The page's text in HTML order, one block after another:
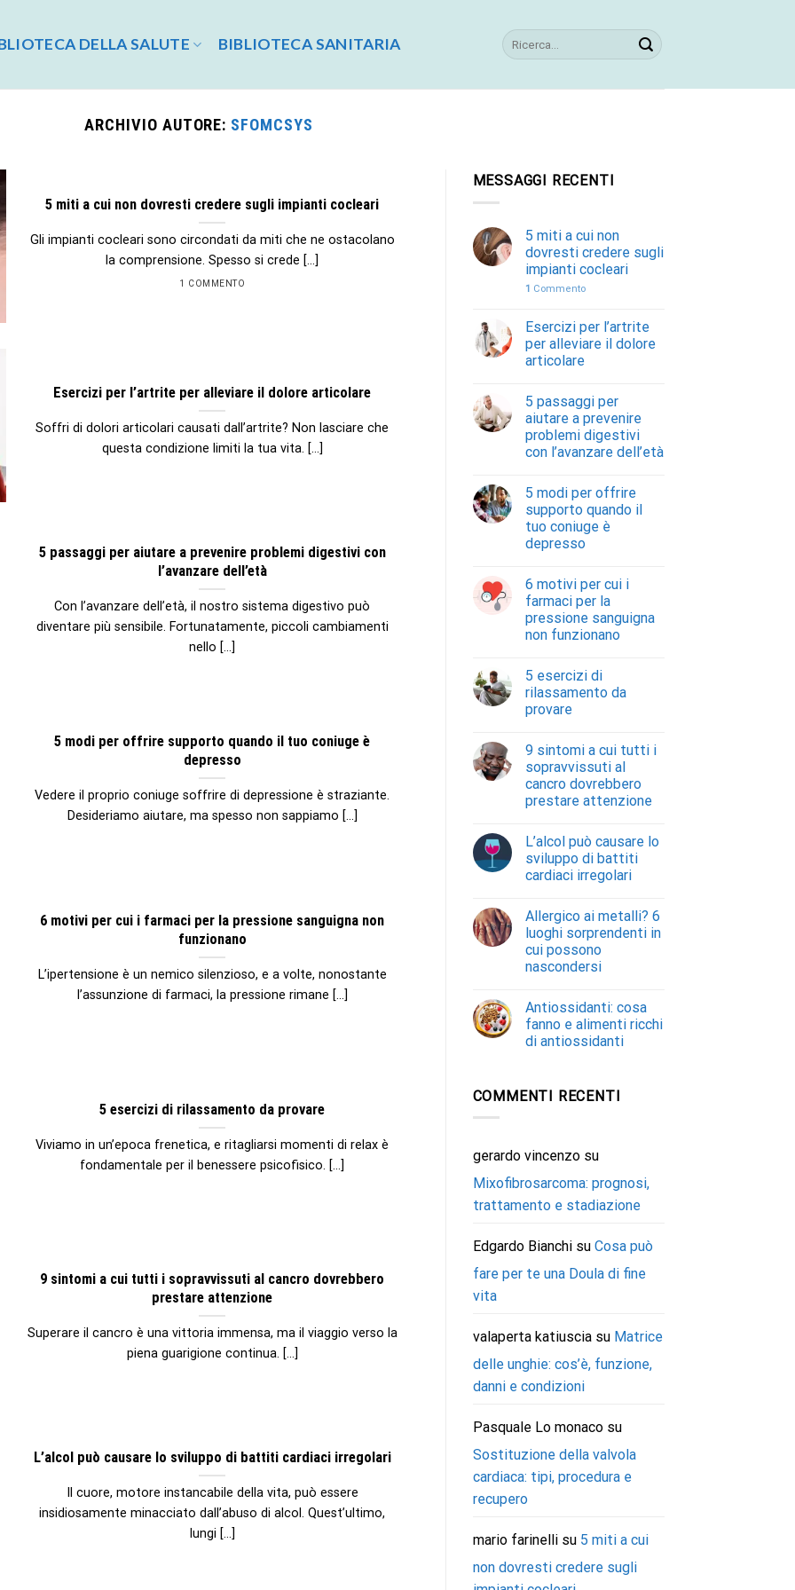
DELLA SALUTE BIBLIOTECA SANITARIA
ARCHIVIO AUTORE: SFOMCSYS
5 miti a cui non dovresti credere sugli impianti cocleari
Gli impianti cocleari sono circondati da miti che ne ostacolano
la comprensione. Spesso si crede [...]
1 COMMENTO
Esercizi per l’artrite per alleviare il dolore articolare
Soffri di dolori articolari causati dall’artrite? Non lasciare che
questa condizione limiti la tua vita. [...]
5 passaggi per aiutare a prevenire problemi digestivi con
l’avanzare dell’età
Con l’avanzare dell’età, il nostro sistema digestivo può
diventare più sensibile. Fortunatamente, piccoli cambiamenti
nello [...]
5 modi per offrire supporto quando il tuo coniuge è
depresso
Vedere il proprio coniuge soffrire di depressione è straziante.
Desideriamo aiutare, ma spesso non sappiamo [...]
6 motivi per cui i farmaci per la pressione sanguigna non
funzionano
L’ipertensione è un nemico silenzioso, e a volte, nonostante
l’assunzione di farmaci, la pressione rimane [...]
5 esercizi di rilassamento da provare
Viviamo in un’epoca frenetica, e ritagliarsi momenti di relax è
fondamentale per il benessere psicofisico. [...]
9 sintomi a cui tutti i sopravvissuti al cancro dovrebbero
prestare attenzione
Superare il cancro è una vittoria immensa, ma il viaggio verso la
piena guarigione continua. [...]
L’alcol può causare lo sviluppo di battiti cardiaci irregolari
Il cuore, motore instancabile della vita, può essere
insidiosamente minacciato dall’abuso di alcol. Quest’ultimo,
lungi [...]
MESSAGGI RECENTI
5 miti a cui non
dovresti credere sugli
impianti cocleari
1 Commento
Esercizi per l’artrite
per alleviare il dolore
articolare
5 passaggi per
aiutare a prevenire
problemi digestivi
con l’avanzare dell’età
5 modi per offrire
supporto quando il
tuo coniuge è
depresso
6 motivi per cui i
farmaci per la
pressione sanguigna
non funzionano
5 esercizi di
rilassamento da
provare
9 sintomi a cui tutti i
sopravvissuti al
cancro dovrebbero
prestare attenzione
L’alcol può causare lo
sviluppo di battiti
cardiaci irregolari
Allergico ai metalli? 6
luoghi sorprendenti in
cui possono
nascondersi
Antiossidanti: cosa
fanno e alimenti ricchi
di antiossidanti
COMMENTI RECENTI
gerardo vincenzosu
Mixofibrosarcoma: prognosi,
trattamento e stadiazione
Edgardo Bianchisu Cosa può
fare per te una Doula di fine
vita
valaperta katiusciasu Matrice
delle unghie: cos’è, funzione,
danni e condizioni
Pasquale Lo monacosu
Sostituzione della valvola
cardiaca: tipi, procedura e
recupero
mario farinellisu 5 miti a cui
non dovresti credere sugli